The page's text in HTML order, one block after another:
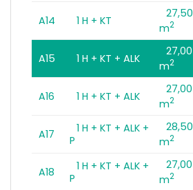
A14 1 H + KT
27,50
m2
A15 1 H + KT + ALK
27,00
m2
A16 1 H + KT + ALK
27,00
m2
A17
1 H + KT + ALK +
P
28,50
m2
A18
1 H + KT + ALK +
P
27,00
m2